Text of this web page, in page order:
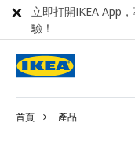
首頁 產品
立即打開IKEA App
驗！